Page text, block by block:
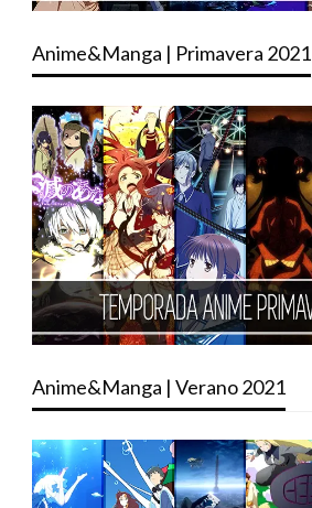
Anime&Manga | Primavera 2021
Anime&Manga | Verano 2021